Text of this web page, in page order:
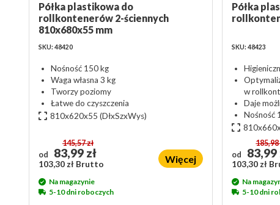
Półka plastikowa do
rollkontenerów 2-ściennych
810x680x55 mm
SKU: 48420
Nośność 150 kg
Waga własna 3 kg
Tworzy poziomy
Łatwe do czyszczenia
810x620x55 (DłxSzxWys)
od
145,57 zł
83,99 zł
103,30 zł Brutto Więcej
Na magazynie
5-10 dni roboczych
Półka
SKU: 48423
w
Daje
Nośność
od
185,98
83,99
103,30 zł
Na
5-10 dni